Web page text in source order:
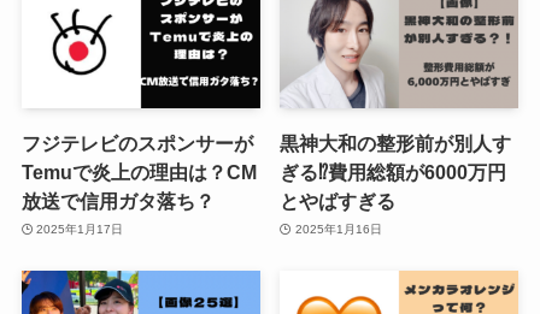
フジテレビのスポンサーが
Temuで炎上の理由は？CM
放送で信用ガタ落ち？
2025年1月17日
黒神大和の整形前が別人す
ぎる⁉費用総額が6000万円
とやばすぎる
2025年1月16日